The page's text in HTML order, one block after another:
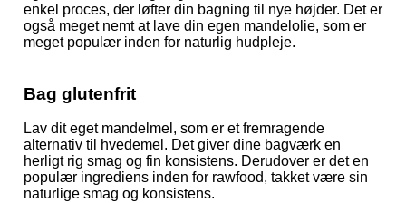
enkel proces, der løfter din bagning til nye højder. Det er
også meget nemt at lave din egen mandelolie, som er
meget populær inden for naturlig hudpleje.
Bag glutenfrit
Lav dit eget mandelmel, som er et fremragende
alternativ til hvedemel. Det giver dine bagværk en
herligt rig smag og fin konsistens. Derudover er det en
populær ingrediens inden for rawfood, takket være sin
naturlige smag og konsistens.